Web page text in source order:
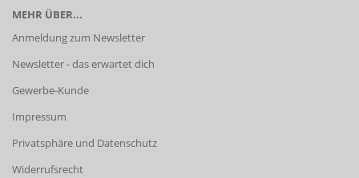
MEHR ÜBER...
Anmeldung zum Newsletter
Newsletter - das erwartet dich
Gewerbe-Kunde
Impressum
Privatsphäre und Datenschutz
Widerrufsrecht